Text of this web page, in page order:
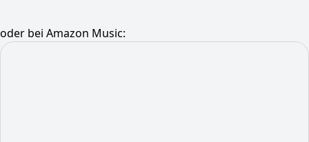
oder bei Amazon Music: